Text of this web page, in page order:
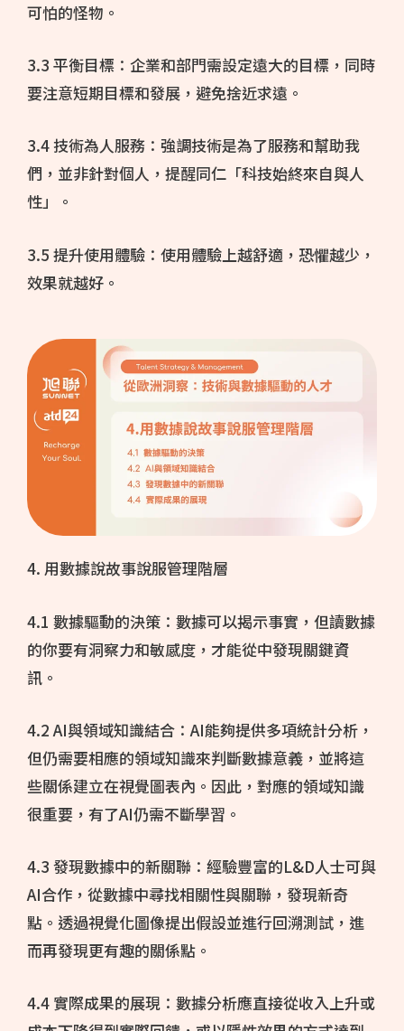
可怕的怪物。
3.3 平衡目標：企業和部門需設定遠大的目標，同時
要注意短期目標和發展，避免捨近求遠。
3.4 技術為人服務：強調技術是為了服務和幫助我
們，並非針對個人，提醒同仁「科技始終來自與人
性」。
3.5 提升使用體驗：使用體驗上越舒適，恐懼越少，
效果就越好。
4. 用數據說故事說服管理階層
4.1 數據驅動的決策：數據可以揭示事實，但讀數據
的你要有洞察力和敏感度，才能從中發現關鍵資
訊。
4.2 AI與領域知識結合：AI能夠提供多項統計分析，
但仍需要相應的領域知識來判斷數據意義，並將這
些關係建立在視覺圖表內。因此，對應的領域知識
很重要，有了AI仍需不斷學習。
4.3 發現數據中的新關聯：經驗豐富的L&D人士可與
AI合作，從數據中尋找相關性與關聯，發現新奇
點。透過視覺化圖像提出假設並進行回溯測試，進
而再發現更有趣的關係點。
4.4 實際成果的展現：數據分析應直接從收入上升或